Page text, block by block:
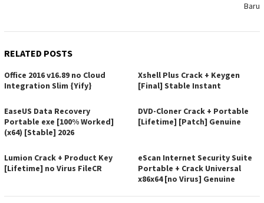
Baru
RELATED POSTS
Office 2016 v16.89 no Cloud
Integration Slim {Yify}
Xshell Plus Crack + Keygen
[Final] Stable Instant
EaseUS Data Recovery
Portable exe [100% Worked]
(x64) [Stable] 2026
DVD-Cloner Crack + Portable
[Lifetime] [Patch] Genuine
Lumion Crack + Product Key
[Lifetime] no Virus FileCR
eScan Internet Security Suite
Portable + Crack Universal
x86x64 [no Virus] Genuine